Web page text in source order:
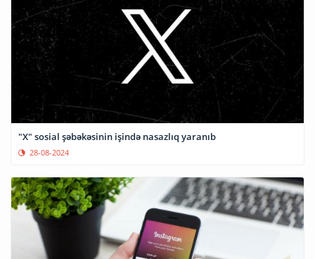
"X" sosial şəbəkəsinin işində nasazlıq yaranıb
28-08-2024